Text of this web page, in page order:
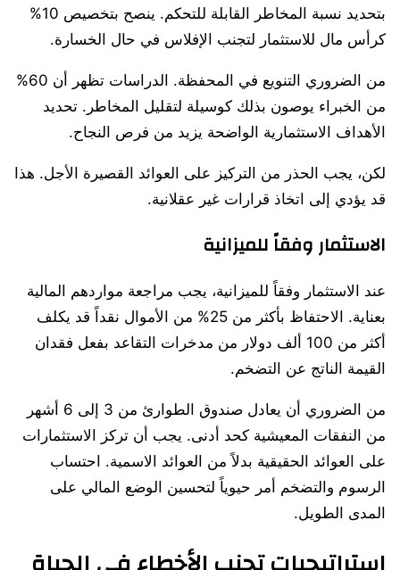
بتحديد نسبة المخاطر القابلة للتحكم. ينصح بتخصيص 10%
كرأس مال للاستثمار لتجنب الإفلاس في حال الخسارة.
من الضروري التنويع في المحفظة. الدراسات تظهر أن 60%
من الخبراء يوصون بذلك كوسيلة لتقليل المخاطر. تحديد
الأهداف الاستثمارية الواضحة يزيد من فرص النجاح.
لكن، يجب الحذر من التركيز على العوائد القصيرة الأجل. هذا
قد يؤدي إلى اتخاذ قرارات غير عقلانية.
الاستثمار وفقاً للميزانية
عند الاستثمار وفقاً للميزانية، يجب مراجعة مواردهم المالية
بعناية. الاحتفاظ بأكثر من 25% من الأموال نقداً قد يكلف
أكثر من 100 ألف دولار من مدخرات التقاعد بفعل فقدان
القيمة الناتج عن التضخم.
من الضروري أن يعادل صندوق الطوارئ من 3 إلى 6 أشهر
من النفقات المعيشية كحد أدنى. يجب أن تركز الاستثمارات
على العوائد الحقيقية بدلاً من العوائد الاسمية. احتساب
الرسوم والتضخم أمر حيوياً لتحسين الوضع المالي على
المدى الطويل.